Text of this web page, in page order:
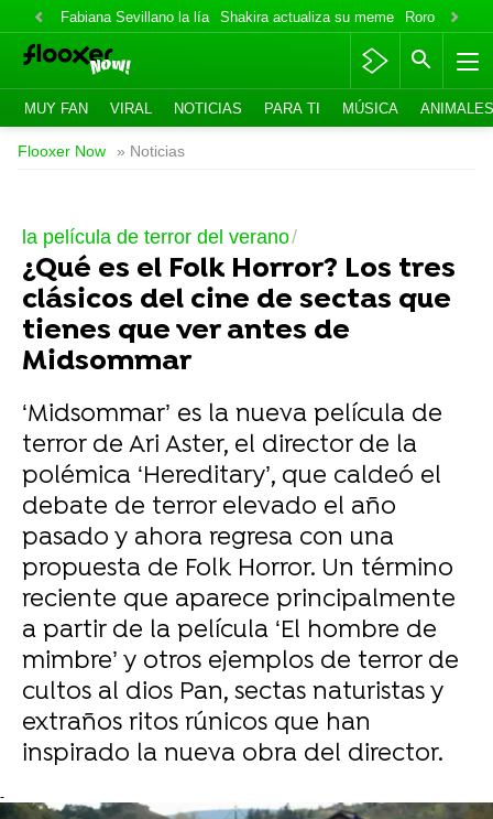
Fabiana Sevillano la lía Shakira actualiza su meme Roro lo niega
MUY FAN VIRAL NOTICIAS PARA TI MÚSICA ANIMALES
Flooxer Now » Noticias
la película de terror del verano
¿Qué es el Folk Horror? Los tres
clásicos del cine de sectas que
tienes que ver antes de
Midsommar
‘Midsommar’ es la nueva película de
terror de Ari Aster, el director de la
polémica ‘Hereditary’, que caldeó el
debate de terror elevado el año
pasado y ahora regresa con una
propuesta de Folk Horror. Un término
reciente que aparece principalmente
a partir de la película ‘El hombre de
mimbre’ y otros ejemplos de terror de
cultos al dios Pan, sectas naturistas y
extraños ritos rúnicos que han
inspirado la nueva obra del director.
-